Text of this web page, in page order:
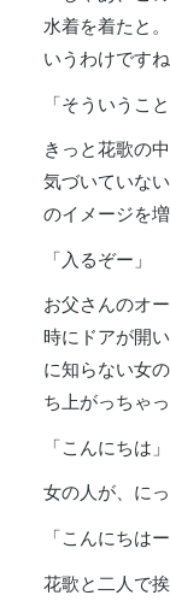
水着を着たと
いうわけですね
「そういうこと
きっと花歌の
気づいていな
のイメージを
「入るぞー」
お父さんのオ
時にドアが開
に知らない女
ち上がっちゃっ
「こんにちは」
女の人が、に
「こんにちはー
花歌と二人で